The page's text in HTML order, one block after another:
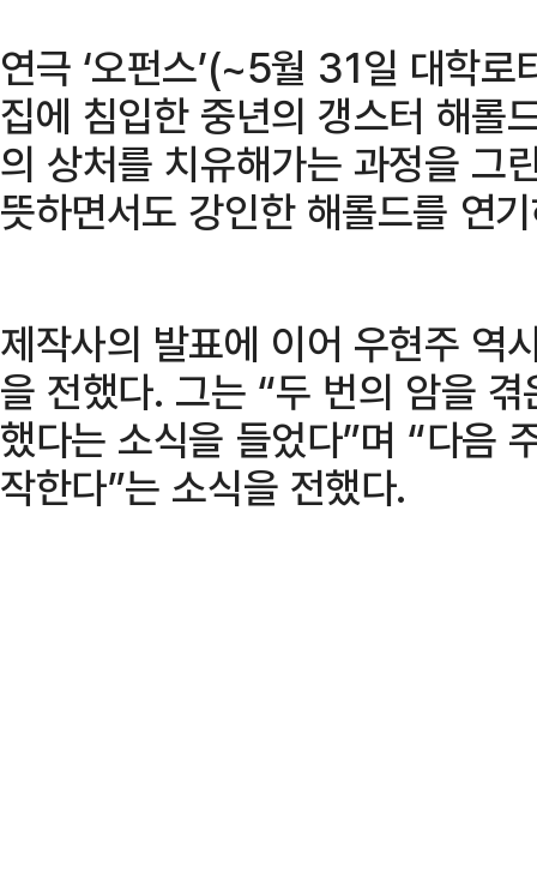
연극 ‘오펀스’(~5월 31일 대학
집에 침입한 중년의 갱스터 해롤
의 상처를 치유해가는 과정을 그
뜻하면서도 강인한 해롤드를 연
제작사의 발표에 이어 우현주 역
을 전했다. 그는 “두 번의 암을
했다는 소식을 들었다”며 “다음
작한다”는 소식을 전했다.